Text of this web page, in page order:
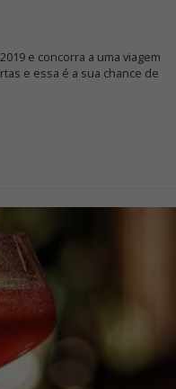
e concorra a uma viagem
e essa é a sua chance de